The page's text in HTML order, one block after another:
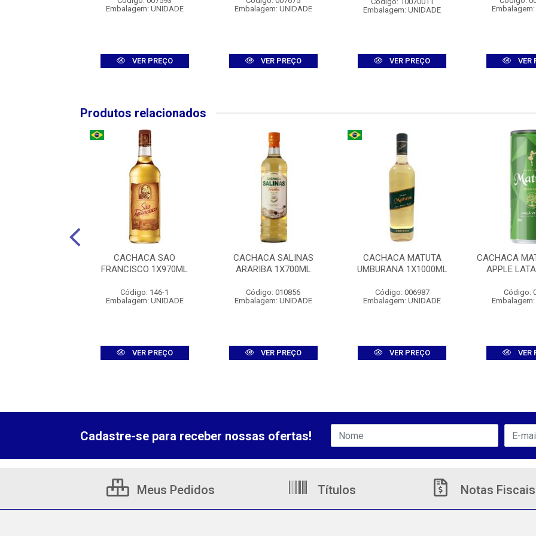
Embalagem: UNIDADE
VER PREÇO
Embalagem: UNIDADE
VER PREÇO
Embalagem: UNIDADE
VER PREÇO
Embalagem:
VER
Produtos relacionados
CACHACA SAO
FRANCISCO 1X970ML
Código: 146-1
Embalagem: UNIDADE
VER PREÇO
CACHACA SALINAS
ARARIBA 1X700ML
Código: 010856
Embalagem: UNIDADE
VER PREÇO
CACHACA MATUTA
UMBURANA 1X1000ML
Código: 006987
Embalagem: UNIDADE
VER PREÇO
CACHACA
APPLE
Código:
Embalagem:
VER
Cadastre-se para receber nossas ofertas!
Meus Pedidos Títulos Notas Fiscais